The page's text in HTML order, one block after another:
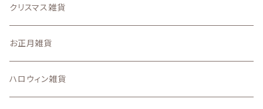
7月
6月
2025
11月の新着商品
10月の新着商品
クリスマス雑貨
お正月雑貨
ハロウィン雑貨